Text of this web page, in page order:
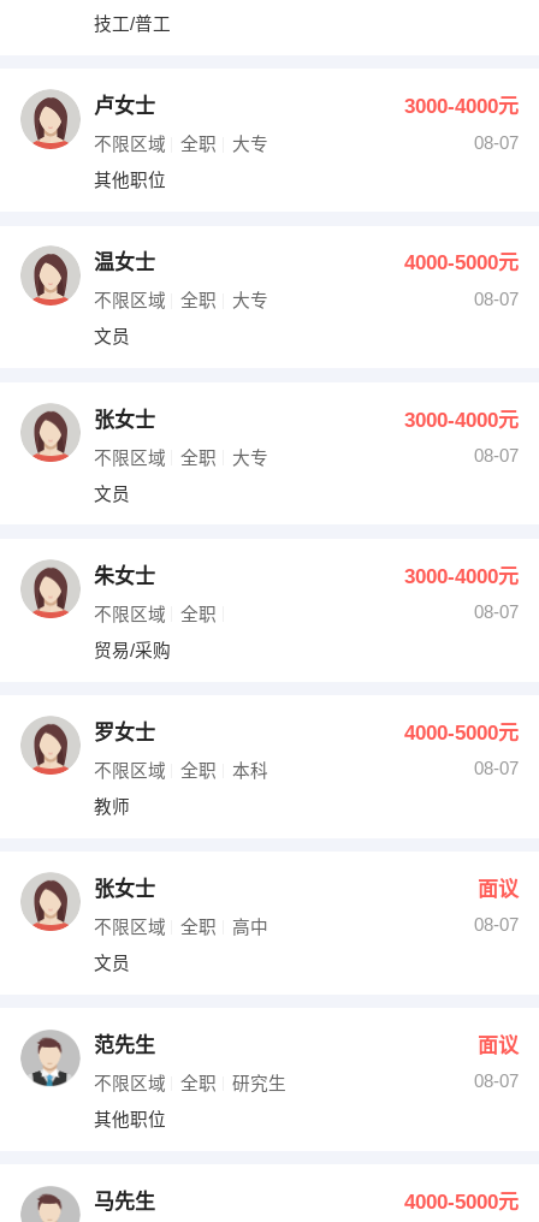
技工/普工
卢女士 3000-4000元
不限区域 全职 大专
08-07
其他职位
温女士 4000-5000元
不限区域 全职 大专
08-07
文员
张女士 3000-4000元
不限区域 全职 大专
08-07
文员
朱女士 3000-4000元
不限区域 全职
08-07
贸易/采购
罗女士 4000-5000元
不限区域 全职 本科
08-07
教师
张女士 面议
不限区域 全职 高中
08-07
文员
范先生 面议
不限区域 全职 研究生
08-07
其他职位
马先生 4000-5000元